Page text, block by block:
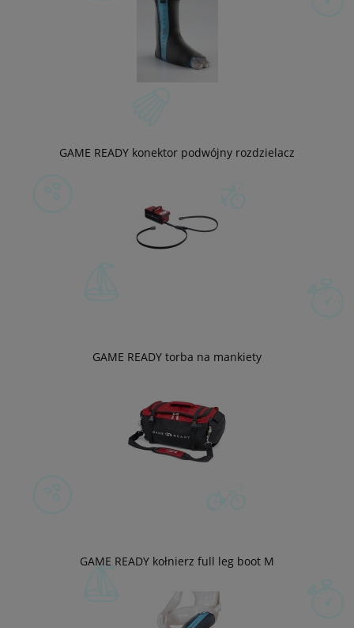
GAME READY konektor podwójny rozdzielacz
GAME READY torba na mankiety
GAME READY kołnierz full leg boot M